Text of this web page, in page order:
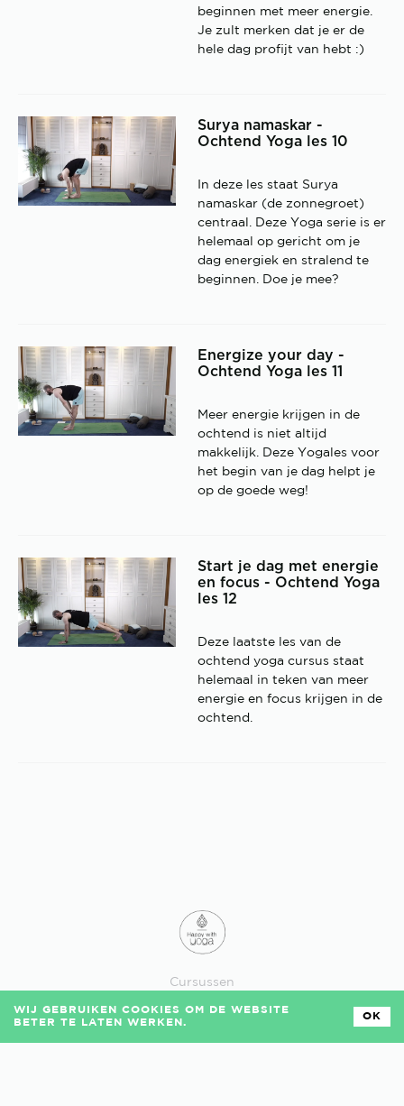
beginnen met meer energie.
Je zult merken dat je er de
hele dag profijt van hebt :)
Surya namaskar -
Ochtend Yoga les 10
In deze les staat Surya
namaskar (de zonnegroet)
centraal. Deze Yoga serie is er
helemaal op gericht om je
dag energiek en stralend te
beginnen. Doe je mee?
Energize your day -
Ochtend Yoga les 11
Meer energie krijgen in de
ochtend is niet altijd
makkelijk. Deze Yogales voor
het begin van je dag helpt je
op de goede weg!
Start je dag met energie
en focus - Ochtend Yoga
les 12
Deze laatste les van de
ochtend yoga cursus staat
helemaal in teken van meer
energie en focus krijgen in de
ochtend.
Cursussen
Veelgestelde vragen
Algemene voorwaarden
Privacy
WIJ GEBRUIKEN COOKIES OM DE WEBSITE
BETER TE LATEN WERKEN.
OK